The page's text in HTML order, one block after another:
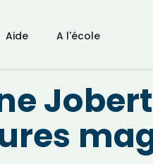
Aide A l'école